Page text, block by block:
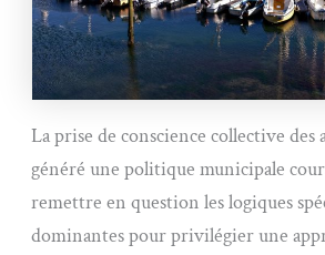
La prise de conscience collective des
généré une politique municipale
remettre en question les logiques
dominantes pour privilégier une